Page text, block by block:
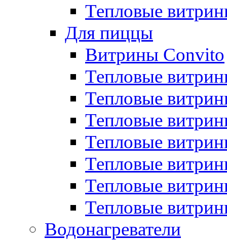
Тепловые
Для пиццы
Витрины Convito
Тепловые
Тепловые
Тепловые
Тепловые
Тепловые
Тепловые
Тепловые
Водонагреватели